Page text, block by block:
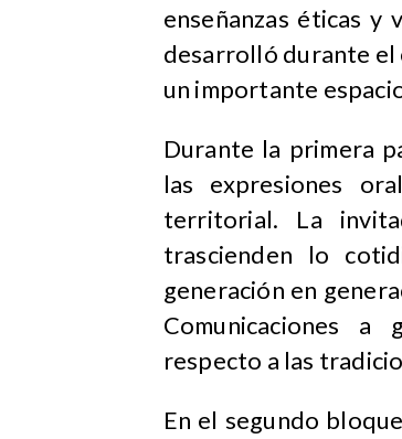
enseñanzas éticas y
desarrolló durante el
un importante
Durante la primera
las expresiones
territorial. La
trascienden lo
generación en
Comunicaciones
respecto a las
En el segundo